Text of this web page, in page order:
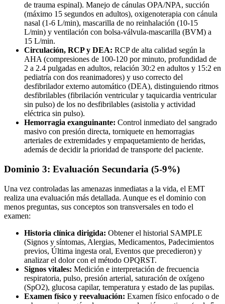
de trauma espinal). Manejo de cánulas OPA/NPA, succión
(máximo 15 segundos en adultos), oxigenoterapia con cánula
nasal (1-6 L/min), mascarilla de no reinhalación (10-15
L/min) y ventilación con bolsa-válvula-mascarilla (BVM) a
15 L/min.
Circulación, RCP y DEA: RCP de alta calidad según la
AHA (compresiones de 100-120 por minuto, profundidad de
2 a 2.4 pulgadas en adultos, relación 30:2 en adultos y 15:2 en
pediatría con dos reanimadores) y uso correcto del
desfibrilador externo automático (DEA), distinguiendo ritmos
desfibrilables (fibrilación ventricular y taquicardia ventricular
sin pulso) de los no desfibrilables (asistolia y actividad
eléctrica sin pulso).
Hemorragia exanguinante: Control inmediato del sangrado
masivo con presión directa, torniquete en hemorragias
arteriales de extremidades y empaquetamiento de heridas,
además de decidir la prioridad de transporte del paciente.
Dominio 3: Evaluación Secundaria (5-9%)
Una vez controladas las amenazas inmediatas a la vida, el EMT
realiza una evaluación más detallada. Aunque es el dominio con
menos preguntas, sus conceptos son transversales en todo el
examen:
Historia clínica dirigida: Obtener el historial SAMPLE
(Signos y síntomas, Alergias, Medicamentos, Padecimientos
previos, Última ingesta oral, Eventos que precedieron) y
analizar el dolor con el método OPQRST.
Signos vitales: Medición e interpretación de frecuencia
respiratoria, pulso, presión arterial, saturación de oxígeno
(SpO2), glucosa capilar, temperatura y estado de las pupilas.
Examen físico y reevaluación: Examen físico enfocado o de